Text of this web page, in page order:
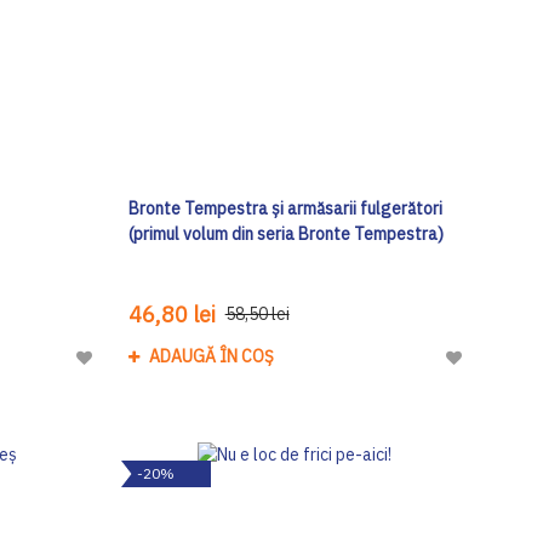
Adaugă
Dorinte
Bronte Tempestra și armăsarii fulgerători
(primul volum din seria Bronte Tempestra)
46,80 lei 58,50 lei
ADAUGĂ ÎN COȘ
Adaugă
-20%